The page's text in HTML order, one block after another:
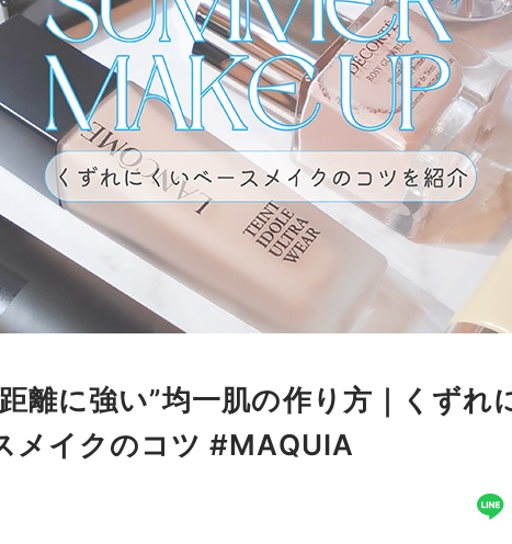
離に強い”均一肌の作り方｜くずれ
メイクのコツ #MAQUIA